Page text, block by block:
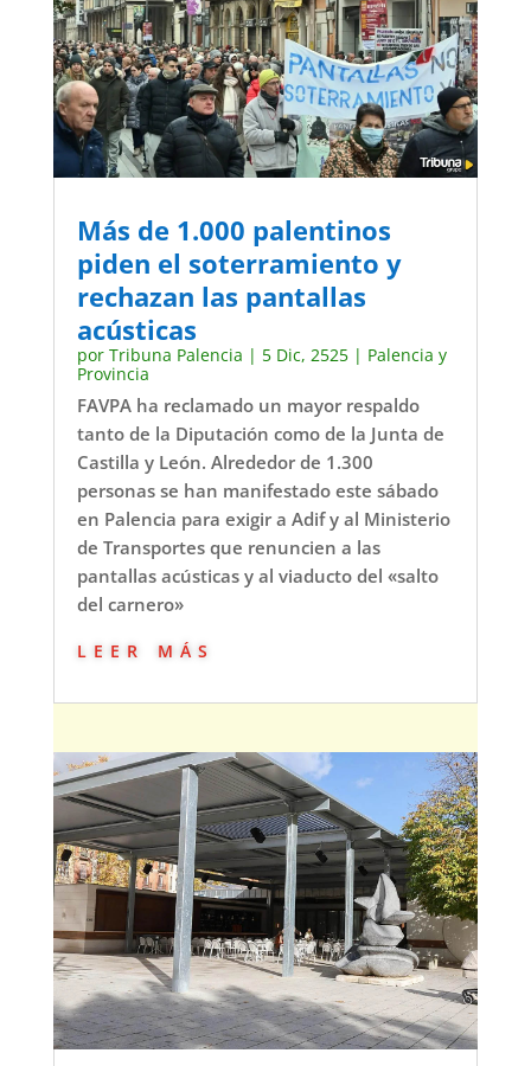
Más de 1.000 palentinos
piden el soterramiento y
rechazan las pantallas
acústicas
por Tribuna Palencia | 5 Dic, 2525| Palencia y
Provincia
FAVPA ha reclamado un mayor respaldo
tanto de la Diputación como de la Junta de
Castilla y León. Alrededor de 1.300
personas se han manifestado este sábado
en Palencia para exigir a Adif y al Ministerio
de Transportes que renuncien a las
pantallas acústicas y al viaducto del «salto
del carnero»
leer más